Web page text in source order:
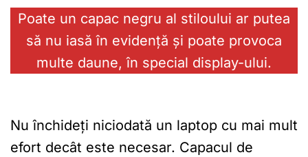
Poate un capac negru al stiloului ar putea
să nu iasă în evidență și poate provoca
multe daune, în special display-ului.
Nu închideți niciodată un laptop cu mai mult
efort decât este necesar. Capacul de